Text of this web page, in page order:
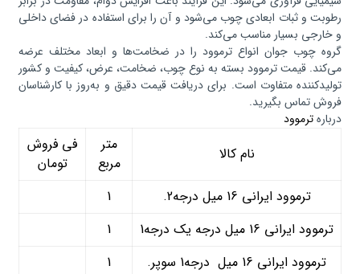
رطوبت و ثبات ابعادی چوب می‌شود و آن را برای استفاده در فضای داخلی
و خارجی بسیار مناسب می‌کند.
گروه چوب جوان انواع ترموود را در ضخامت‌ها و ابعاد مختلف عرضه
می‌کند. قیمت ترموود بسته به نوع چوب، ضخامت، عرض، کیفیت و کشور
تولیدکننده متفاوت است. برای دریافت قیمت دقیق و به‌روز با کارشناسان
فروش تماس بگیرید.
دربارهترموود
نام كالا
متر
مربع
في فروش
تومان
ترموود ایرانی 16 میل درجه2.
1
ترموود ایرانی 16 میل درجه یک درجه1
1
ترموود ایرانی 16 میل درجه1 سوپر.
1